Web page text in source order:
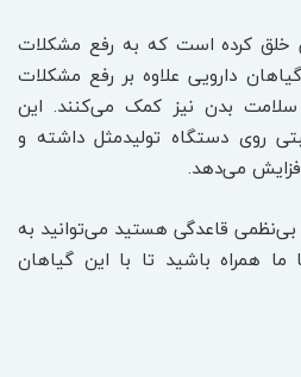
خلق کرده است که به رفع مشکلات
دارویی علاوه بر رفع مشکلات
سلامت بدن نیز کمک می‌کنند. این
روی دستگاه تولیدمثل داشته و
می‌دهد.
قاعدگی هستید می‌توانید به
ما همراه باشید تا با این گیاهان